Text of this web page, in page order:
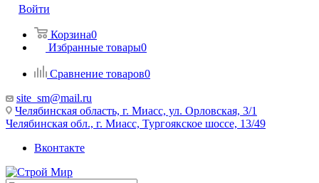
Войти
Корзина0
Избранные товары0
Сравнение товаров0
site_sm@mail.ru
Челябинская область, г. Миасс, ул. Орловская, 3/1
Челябинская обл., г. Миасс, Тургоякское шоссе, 13/49
Вконтакте